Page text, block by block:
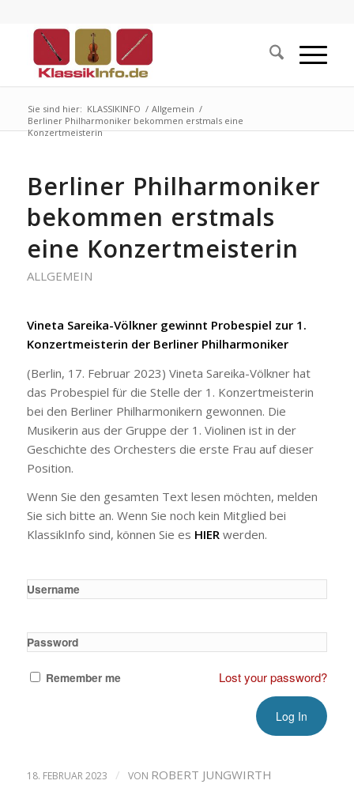
Sie sind hier: KLASSIKINFO / Allgemein /
Berliner Philharmoniker bekommen erstmals eine
Konzertmeisterin
Berliner Philharmoniker
bekommen erstmals
eine Konzertmeisterin
ALLGEMEIN
Vineta Sareika-Völkner gewinnt Probespiel zur 1.
Konzertmeisterin der Berliner Philharmoniker
(Berlin, 17. Februar 2023) Vineta Sareika-Völkner hat
das Probespiel für die Stelle der 1. Konzertmeisterin
bei den Berliner Philharmonikern gewonnen. Die
Musikerin aus der Gruppe der 1. Violinen ist in der
Geschichte des Orchesters die erste Frau auf dieser
Position.
Wenn Sie den gesamten Text lesen möchten, melden
Sie sich bitte an. Wenn Sie noch kein Mitglied bei
KlassikInfo sind, können Sie es HIERwerden.
Username
Password
Remember me Lost your password?
18. FEBRUAR 2023 / VON ROBERT JUNGWIRTH